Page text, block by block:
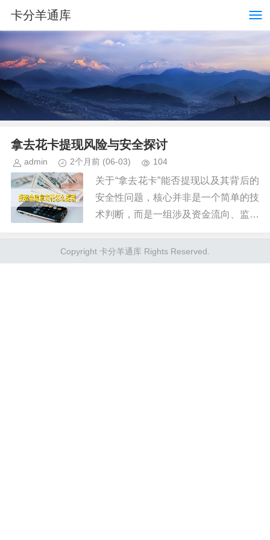
卡分羊通库
拿去花卡提现风险与安全探讨
admin 2个月前 (06-03) 104
关于“拿去花卡”能否提现以及其背后的
安全性问题，核心并非是一个简单的技
术判断，而是一组涉及资金流向、监管
业的角度看，此类卡的提现可行性是受
限于其发行方设置的资金属性和...
Copyright 卡分羊通库 Rights Reserved.